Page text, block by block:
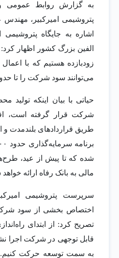
به گزارش روابط عمومی
پتروشیمی امیرکبیر، مهندس
اشاره به جایگاه پتروشیمی
الفین بزرگ کشور اظهار
زودبازده هستیم که با اعمال
می‌توانند سود شرکت را تا حدود ۲۰ همت افزایش
شرکت قرار گرفته است،
طریق قراردادهای بلندمدت
شده که تا پیش از عید،
مالی به بانک رفاه ارائه
سرپرست پتروشیمی
اختصاص بخشی از سود
تصریح کرد: از ابتدای
قابل توجهی در شرکت اجرا
به سمت توسعه حرکت کنیم.